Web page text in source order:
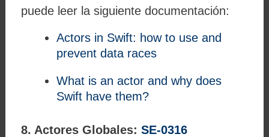
puede leer la siguiente documentación:
Actors in Swift: how to use and
prevent data races
What is an actor and why does
Swift have them?
8. Actores Globales:SE-0316